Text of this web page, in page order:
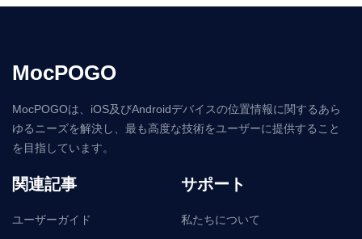
MocPOGO
MocPOGOは、iOS及びAndroidデバイスの位置情報に関するあら
ゆるニーズを解決し、最も高度な技術をユーザーに提供すること
を目指しています。
関連記事
ユーザーガイド
サポート
私たちについて